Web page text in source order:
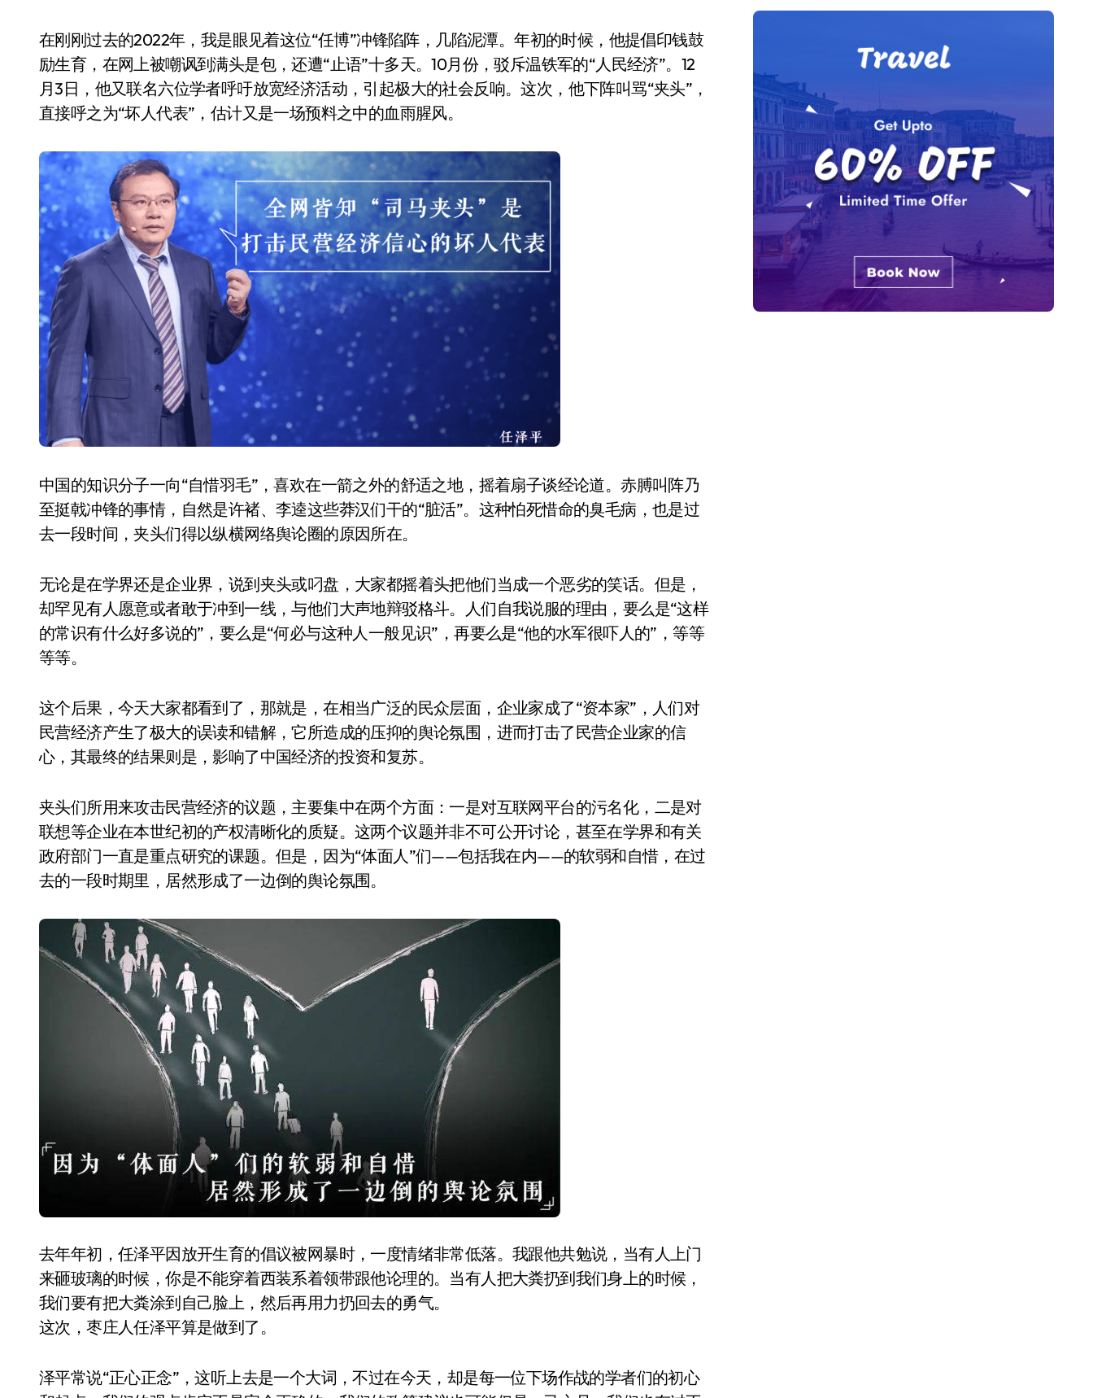
在刚刚过去的2022年，我是眼见着这位“任博”冲锋陷阵，几陷泥潭。年初的时候，他提倡印钱鼓
励生育，在网上被嘲讽到满头是包，还遭“止语”十多天。10月份，驳斥温铁军的“人民经济”。12
月3日，他又联名六位学者呼吁放宽经济活动，引起极大的社会反响。这次，他下阵叫骂“夹头”，
直接呼之为“坏人代表”，估计又是一场预料之中的血雨腥风。
中国的知识分子一向“自惜羽毛”，喜欢在一箭之外的舒适之地，摇着扇子谈经论道。赤膊叫阵乃
至挺戟冲锋的事情，自然是许褚、李逵这些莽汉们干的“脏活”。这种怕死惜命的臭毛病，也是过
去一段时间，夹头们得以纵横网络舆论圈的原因所在。
无论是在学界还是企业界，说到夹头或叼盘，大家都摇着头把他们当成一个恶劣的笑话。但是，
却罕见有人愿意或者敢于冲到一线，与他们大声地辩驳格斗。人们自我说服的理由，要么是“这样
的常识有什么好多说的”，要么是“何必与这种人一般见识”，再要么是“他的水军很吓人的”，等等
等等。
这个后果，今天大家都看到了，那就是，在相当广泛的民众层面，企业家成了“资本家”，人们对
民营经济产生了极大的误读和错解，它所造成的压抑的舆论氛围，进而打击了民营企业家的信
心，其最终的结果则是，影响了中国经济的投资和复苏。
夹头们所用来攻击民营经济的议题，主要集中在两个方面：一是对互联网平台的污名化，二是对
联想等企业在本世纪初的产权清晰化的质疑。这两个议题并非不可公开讨论，甚至在学界和有关
政府部门一直是重点研究的课题。但是，因为“体面人”们——包括我在内——的软弱和自惜，在过
去的一段时期里，居然形成了一边倒的舆论氛围。
去年年初，任泽平因放开生育的倡议被网暴时，一度情绪非常低落。我跟他共勉说，当有人上门
来砸玻璃的时候，你是不能穿着西装系着领带跟他论理的。当有人把大粪扔到我们身上的时候，
我们要有把大粪涂到自己脸上，然后再用力扔回去的勇气。
这次，枣庄人任泽平算是做到了。
泽平常说“正心正念”，这听上去是一个大词，不过在今天，却是每一位下场作战的学者们的初心